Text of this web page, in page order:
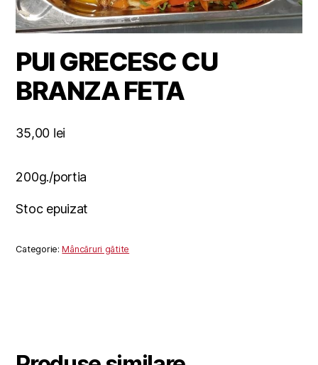
PUI GRECESC CU
BRANZA FETA
35,00 lei
200g./portia
Stoc epuizat
Categorie:Mâncăruri gătite